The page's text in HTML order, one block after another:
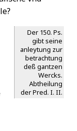
Der 150. Ps.
gibt seine
anleytung zur
betrachtung
deß gantzen
Wercks.
Abtheilung
der Pred. I. II.